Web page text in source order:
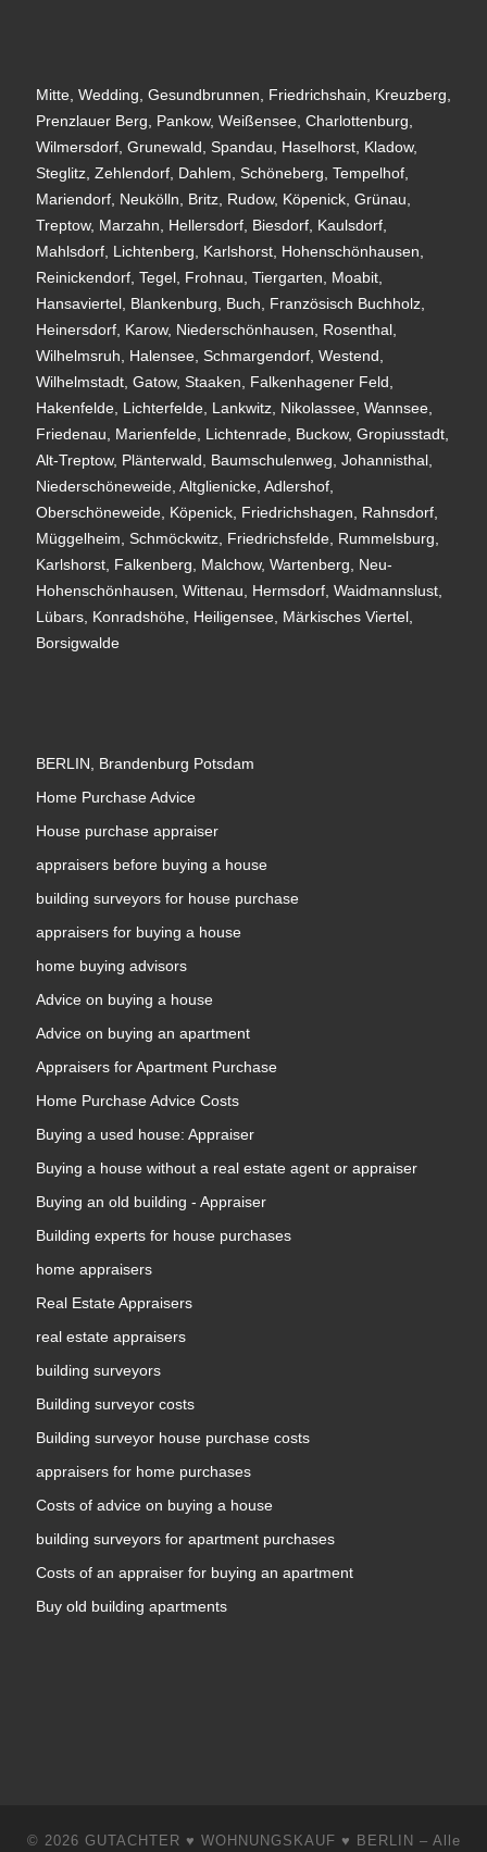
Mitte, Wedding, Gesundbrunnen, Friedrichshain, Kreuzberg,
Prenzlauer Berg, Pankow, Weißensee, Charlottenburg,
Wilmersdorf, Grunewald, Spandau, Haselhorst, Kladow,
Steglitz, Zehlendorf, Dahlem, Schöneberg, Tempelhof,
Mariendorf, Neukölln, Britz, Rudow, Köpenick, Grünau,
Treptow, Marzahn, Hellersdorf, Biesdorf, Kaulsdorf,
Mahlsdorf, Lichtenberg, Karlshorst, Hohenschönhausen,
Reinickendorf, Tegel, Frohnau, Tiergarten, Moabit,
Hansaviertel, Blankenburg, Buch, Französisch Buchholz,
Heinersdorf, Karow, Niederschönhausen, Rosenthal,
Wilhelmsruh, Halensee, Schmargendorf, Westend,
Wilhelmstadt, Gatow, Staaken, Falkenhagener Feld,
Hakenfelde, Lichterfelde, Lankwitz, Nikolassee, Wannsee,
Friedenau, Marienfelde, Lichtenrade, Buckow, Gropiusstadt,
Alt-Treptow, Plänterwald, Baumschulenweg, Johannisthal,
Niederschöneweide, Altglienicke, Adlershof,
Oberschöneweide, Köpenick, Friedrichshagen, Rahnsdorf,
Müggelheim, Schmöckwitz, Friedrichsfelde, Rummelsburg,
Karlshorst, Falkenberg, Malchow, Wartenberg, Neu-
Hohenschönhausen, Wittenau, Hermsdorf, Waidmannslust,
Lübars, Konradshöhe, Heiligensee, Märkisches Viertel,
Borsigwalde
BERLIN, Brandenburg Potsdam
Home Purchase Advice
House purchase appraiser
appraisers before buying a house
building surveyors for house purchase
appraisers for buying a house
home buying advisors
Advice on buying a house
Advice on buying an apartment
Appraisers for Apartment Purchase
Home Purchase Advice Costs
Buying a used house: Appraiser
Buying a house without a real estate agent or appraiser
Buying an old building - Appraiser
Building experts for house purchases
home appraisers
Real Estate Appraisers
real estate appraisers
building surveyors
Building surveyor costs
Building surveyor house purchase costs
appraisers for home purchases
Costs of advice on buying a house
building surveyors for apartment purchases
Costs of an appraiser for buying an apartment
Buy old building apartments
© 2026 GUTACHTER ♥ WOHNUNGSKAUF ♥ BERLIN – Alle